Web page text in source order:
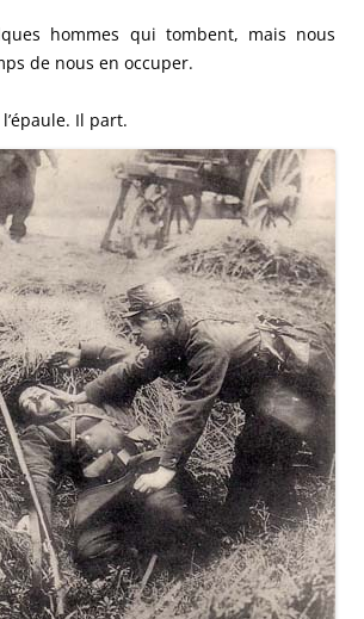
hommes qui tombent, mais nous
de nous en occuper.
Il part.